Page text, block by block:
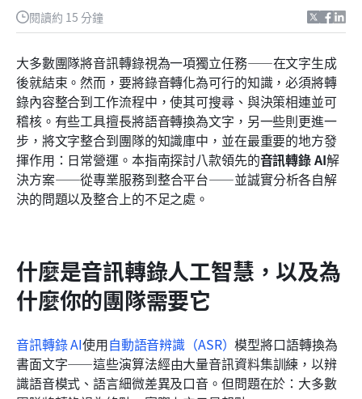
閱讀約 15 分鐘
大多數團隊將音訊轉錄視為一項獨立任務——在文字生成
後就結束。然而，要將錄音轉化為可行的知識，必須將轉
錄內容整合到工作流程中，使其可搜尋、與決策相連並可
稽核。有些工具擅長將語音轉換為文字，另一些則更進一
步，將文字整合到團隊的知識庫中，並在最重要的地方發
揮作用：日常營運。本指南探討八款領先的音訊轉錄 AI解
決方案——從專業服務到整合平台——並誠實分析各自解
決的問題以及整合上的不足之處。
什麼是音訊轉錄人工智慧，以及為
什麼你的團隊需要它
音訊轉錄 AI使用自動語音辨識（ASR）模型將口語轉換為
書面文字——這些演算法經由大量音訊資料集訓練，以辨
識語音模式、語言細微差異及口音。但問題在於：大多數
當前團隊在轉錄方面面臨的五大核心痛點
人工智慧轉錄的實際運作方式（技術簡單說明）
8 個頂尖的人工智慧音訊轉錄工具比較
為何統一工作空間勝過獨立的轉錄工具
真正的問題：哪些團隊從整合中獲益最多？
音訊轉錄人工智慧的使用案例：誰受益最多
結論
常見問題